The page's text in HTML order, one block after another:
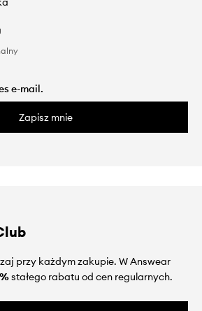
Zapisz mnie
przy każdym zakupie. W Answear
stałego rabatu od cen regularnych.